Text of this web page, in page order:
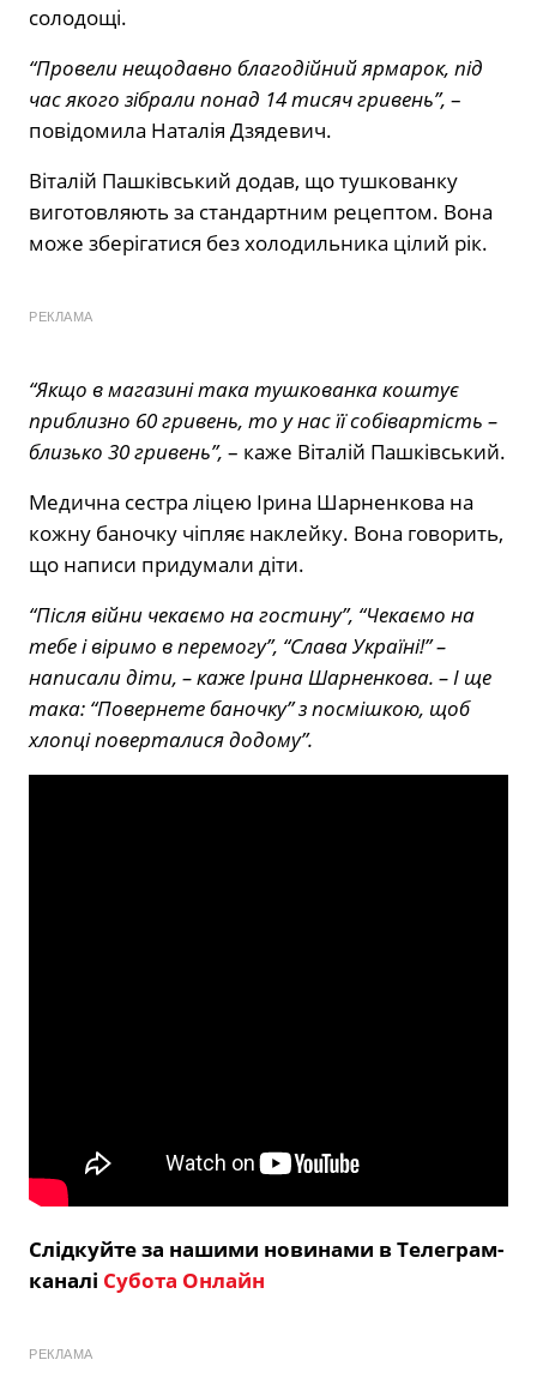
солодощі.
“Провели нещодавно благодійний ярмарок, під
час якого зібрали понад 14 тисяч гривень”, –
повідомила Наталія Дзядевич.
Віталій Пашківський додав, що тушкованку
виготовляють за стандартним рецептом. Вона
може зберігатися без холодильника цілий рік.
РЕКЛАМА
“Якщо в магазині така тушкованка коштує
приблизно 60 гривень, то у нас її собівартість –
близько 30 гривень”, – каже Віталій Пашківський.
Медична сестра ліцею Ірина Шарненкова на
кожну баночку чіпляє наклейку. Вона говорить,
що написи придумали діти.
“Після війни чекаємо на гостину”, “Чекаємо на
тебе і віримо в перемогу”, “Слава Україні!” –
написали діти, – каже Ірина Шарненкова. – І ще
така: “Повернете баночку” з посмішкою, щоб
хлопці поверталися додому”.
Слідкуйте за нашими новинами в Телеграм-
каналі Субота Онлайн
РЕКЛАМА